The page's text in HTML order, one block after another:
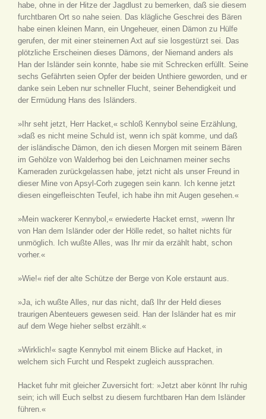
habe, ohne in der Hitze der Jagdlust zu bemerken, daß sie diesem
furchtbaren Ort so nahe seien. Das klägliche Geschrei des Bären
habe einen kleinen Mann, ein Ungeheuer, einen Dämon zu Hülfe
gerufen, der mit einer steinernen Axt auf sie losgestürzt sei. Das
plötzliche Erscheinen dieses Dämons, der Niemand anders als
Han der Isländer sein konnte, habe sie mit Schrecken erfüllt. Seine
sechs Gefährten seien Opfer der beiden Unthiere geworden, und er
danke sein Leben nur schneller Flucht, seiner Behendigkeit und
der Ermüdung Hans des Isländers.
»Ihr seht jetzt, Herr Hacket,« schloß Kennybol seine Erzählung,
»daß es nicht meine Schuld ist, wenn ich spät komme, und daß
der isländische Dämon, den ich diesen Morgen mit seinem Bären
im Gehölze von Walderhog bei den Leichnamen meiner sechs
Kameraden zurückgelassen habe, jetzt nicht als unser Freund in
dieser Mine von Apsyl-Corh zugegen sein kann. Ich kenne jetzt
diesen eingefleischten Teufel, ich habe ihn mit Augen gesehen.«
»Mein wackerer Kennybol,« erwiederte Hacket ernst, »wenn Ihr
von Han dem Isländer oder der Hölle redet, so haltet nichts für
unmöglich. Ich wußte Alles, was Ihr mir da erzählt habt, schon
vorher.«
»Wie!« rief der alte Schütze der Berge von Kole erstaunt aus.
»Ja, ich wußte Alles, nur das nicht, daß Ihr der Held dieses
traurigen Abenteuers gewesen seid. Han der Isländer hat es mir
auf dem Wege hieher selbst erzählt.«
»Wirklich!« sagte Kennybol mit einem Blicke auf Hacket, in
welchem sich Furcht und Respekt zugleich aussprachen.
Hacket fuhr mit gleicher Zuversicht fort: »Jetzt aber könnt Ihr ruhig
sein; ich will Euch selbst zu diesem furchtbaren Han dem Isländer
führen.«